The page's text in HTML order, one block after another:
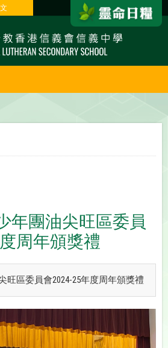
年團油尖旺區委員
周年頒獎禮
旺區委員會2024-25年度周年頒獎禮